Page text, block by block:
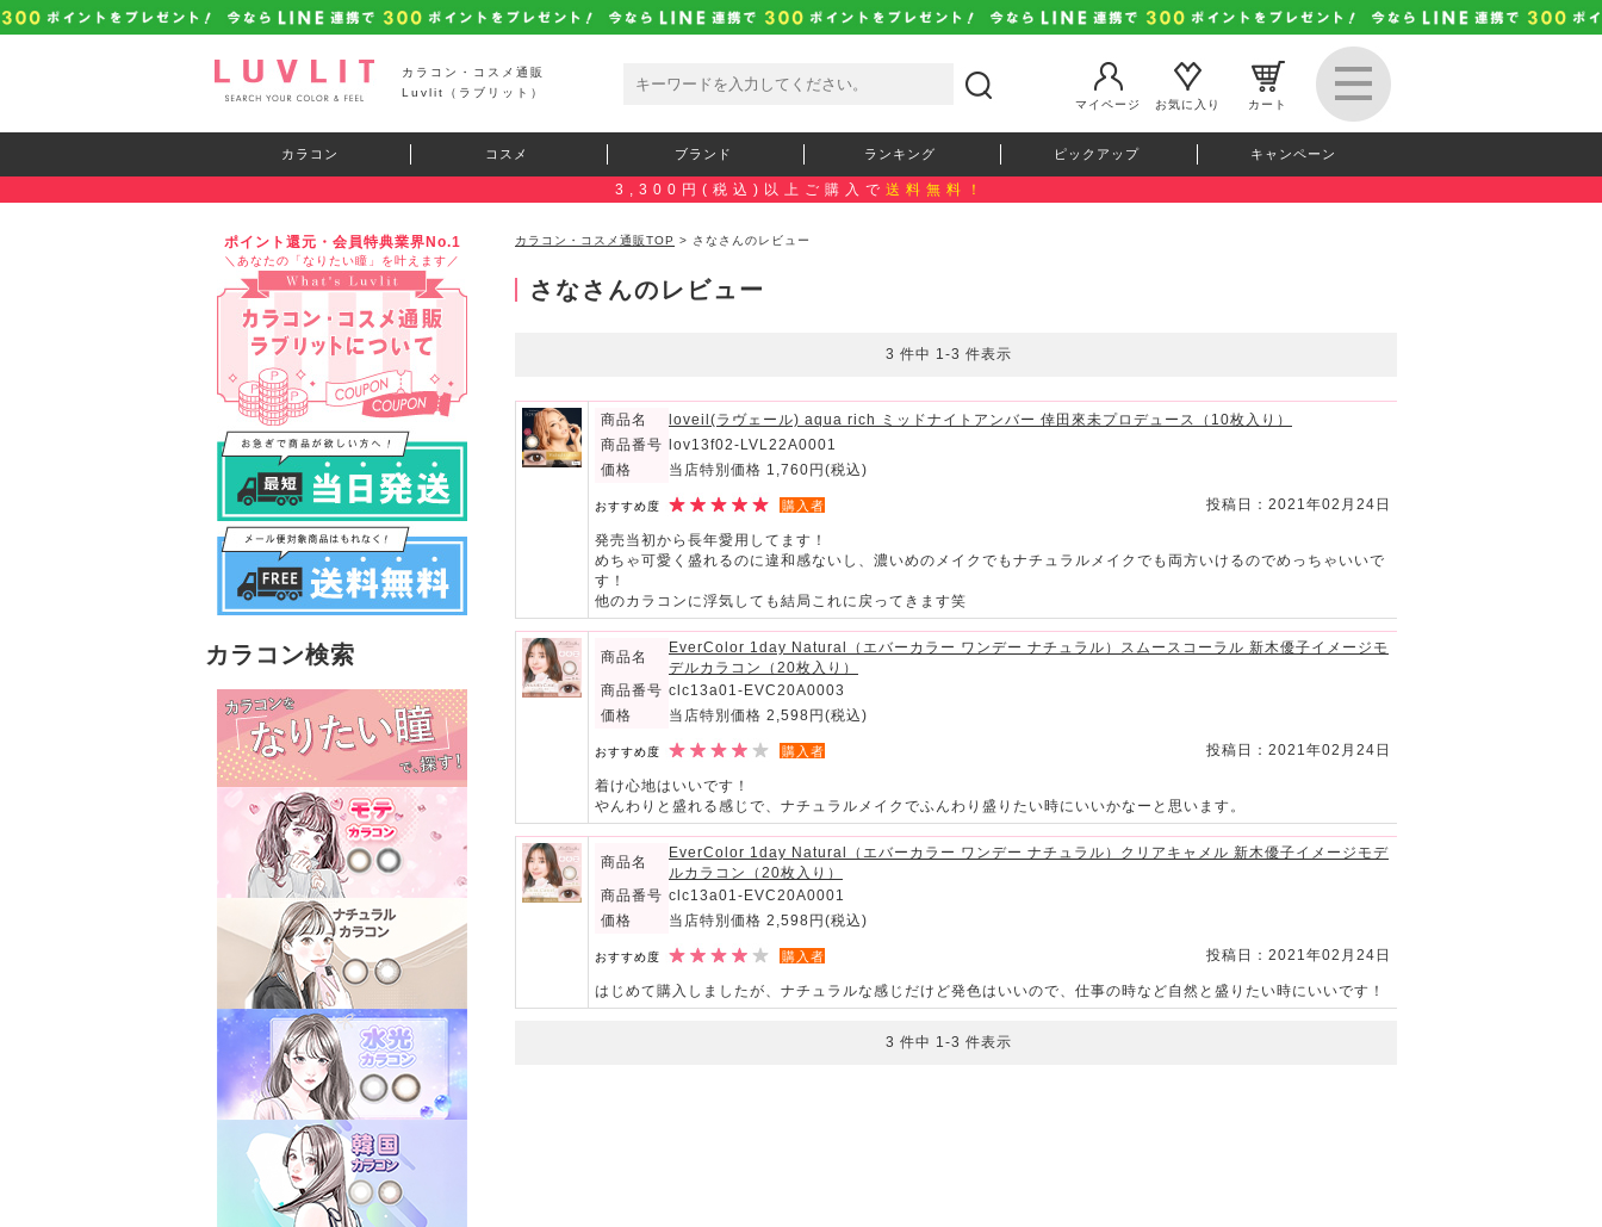
カラコン・コスメ通販
Luvlit（ラブリット）
マイページ
お気に入り カート
カラコン コスメ ブランド ランキング ピックアップ キャンペーン
3,300円(税込)以上ご購入で 送料無料！
ポイント還元・会員特典業界No.1
＼あなたの「なりたい瞳」を叶えます／
カラコン検索
カラコン・コスメ通販TOP > さなさんのレビュー
さなさんのレビュー
3 件中 1-3 件表示
商品名
loveil(ラヴェール) aqua rich ミッドナイトアンバー 倖田來未プロデュース（10枚入り）
商品番号
lov13f02-LVL22A0001
価格
当店特別価格 1,760円 (税込)
投稿日：2021年02月24日
おすすめ度 購入者
発売当初から長年愛用してます！
めちゃ可愛く盛れるのに違和感ないし、濃いめのメイクでもナチュラルメイクでも両方いけるのでめっちゃいいで
す！
他のカラコンに浮気しても結局これに戻ってきます笑
商品名
EverColor 1day Natural（エバーカラー ワンデー ナチュラル）スムースコーラル 新木優子イメージモ
デルカラコン（20枚入り）
商品番号 clc13a01-EVC20A0003
価格
当店特別価格 2,598円 (税込)
投稿日：2021年02月24日
おすすめ度 購入者
着け心地はいいです！
やんわりと盛れる感じで、ナチュラルメイクでふんわり盛りたい時にいいかなーと思います。
商品名
EverColor 1day Natural（エバーカラー ワンデー ナチュラル）クリアキャメル 新木優子イメージモデ
ルカラコン（20枚入り）
商品番号 clc13a01-EVC20A0001
価格
当店特別価格 2,598円 (税込)
投稿日：2021年02月24日
おすすめ度 購入者
はじめて購入しましたが、ナチュラルな感じだけど発色はいいので、仕事の時など自然と盛りたい時にいいです！
3 件中 1-3 件表示